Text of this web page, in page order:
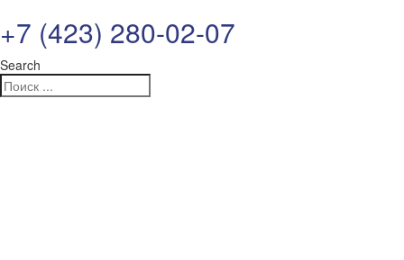
+7 (423) 280-02-07
Search